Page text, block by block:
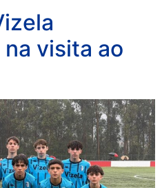
visita ao